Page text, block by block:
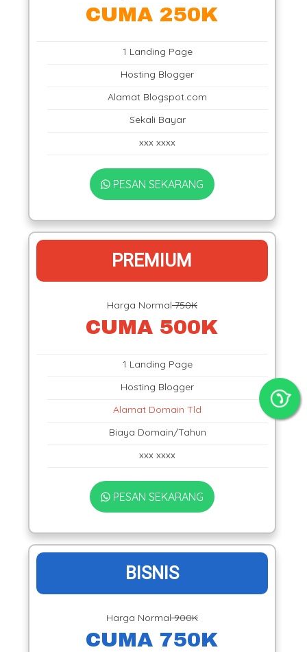
CUMA 250K
1 Landing Page
Hosting Blogger
Alamat Blogspot.com
Sekali Bayar
xxx xxxx
PESAN SEKARANG
PREMIUM
Harga Normal750K
CUMA 500K
1 Landing Page
Hosting Blogger
Alamat Domain Tld
Biaya Domain/Tahun
xxx xxxx
PESAN SEKARANG
BISNIS
Harga Normal900K
CUMA 750K